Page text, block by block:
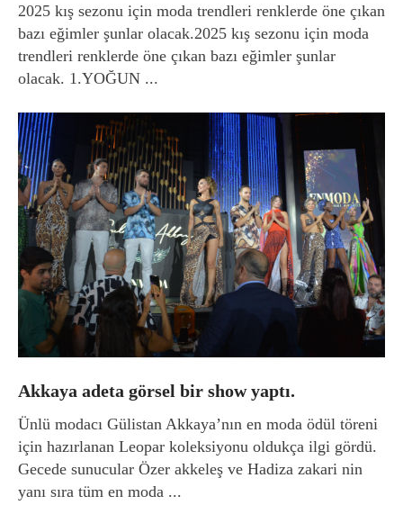
2025 kış sezonu için moda trendleri renklerde öne çıkan
bazı eğimler şunlar olacak.2025 kış sezonu için moda
trendleri renklerde öne çıkan bazı eğimler şunlar
olacak. 1.YOĞUN ...
Akkaya adeta görsel bir show yaptı.
Ünlü modacı Gülistan Akkaya’nın en moda ödül töreni
için hazırlanan Leopar koleksiyonu oldukça ilgi gördü.
Gecede sunucular Özer akkeleş ve Hadiza zakari nin
yanı sıra tüm en moda ...